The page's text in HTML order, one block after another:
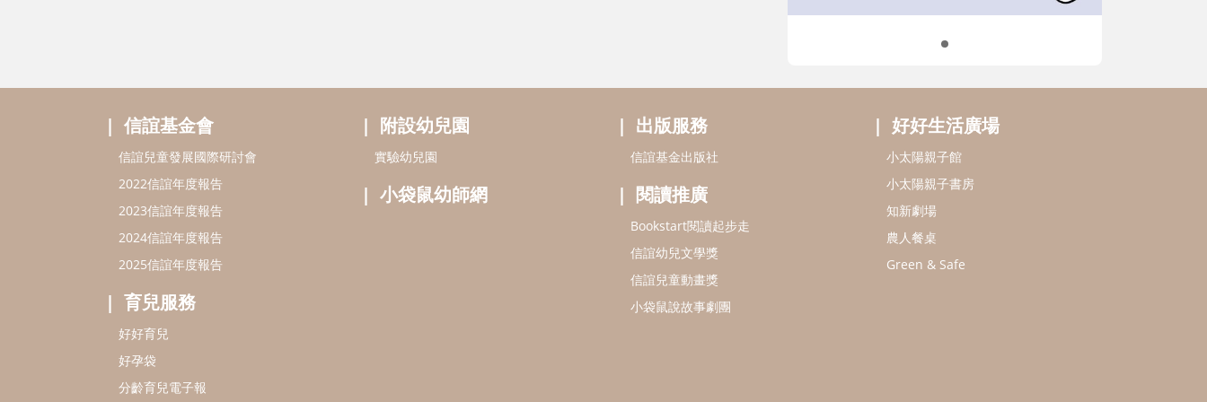
信誼基金會
信誼兒童發展國際研討會
2022信誼年度報告
2023信誼年度報告
2024信誼年度報告
2025信誼年度報告
育兒服務
好好育兒
好孕袋
分齡育兒電子報
附設幼兒園
實驗幼兒園
小袋鼠幼師網
出版服務
信誼基金出版社
閱讀推廣
Bookstart閱讀起步走
信誼幼兒文學獎
信誼兒童動畫獎
小袋鼠說故事劇團
好好生活廣場
小太陽親子館
小太陽親子書房
知新劇場
農人餐桌
Green & Safe